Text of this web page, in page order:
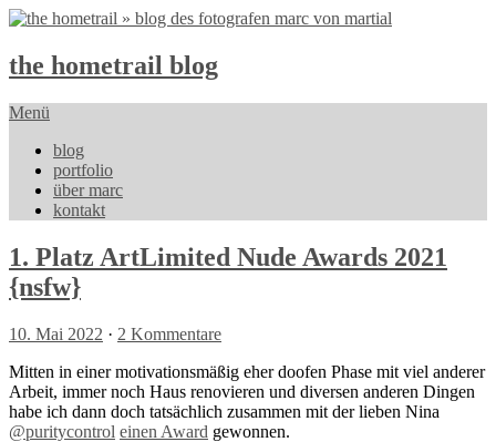
the hometrail blog
Menü
blog
portfolio
über marc
kontakt
1. Platz ArtLimited Nude Awards 2021
{nsfw}
10. Mai 2022 · 2 Kommentare
Mitten in einer motivationsmäßig eher doofen Phase mit viel anderer
Arbeit, immer noch Haus renovieren und diversen anderen Dingen
habe ich dann doch tatsächlich zusammen mit der lieben Nina
@puritycontrol einen Award gewonnen.